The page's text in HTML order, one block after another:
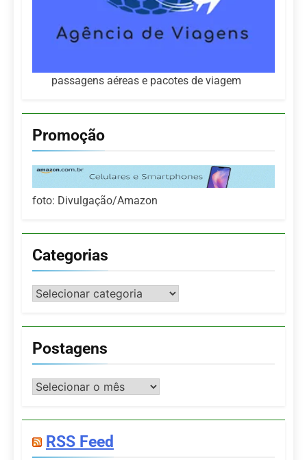
passagens aéreas e pacotes de viagem
Promoção
foto: Divulgação/Amazon
Categorias
Categorias
Postagens
Postagens
RSS Feed